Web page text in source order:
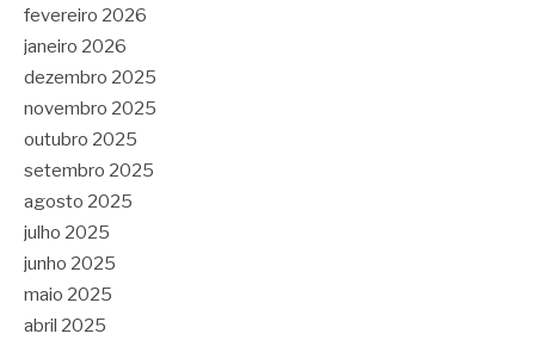
fevereiro 2026
janeiro 2026
dezembro 2025
novembro 2025
outubro 2025
setembro 2025
agosto 2025
julho 2025
junho 2025
maio 2025
abril 2025